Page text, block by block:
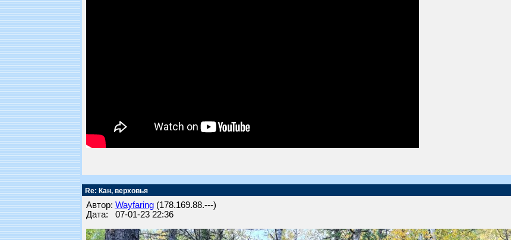
Re: Кан, верховья
Автор: Wayfaring(178.169.88.---)
Дата: 07-01-23 22:36